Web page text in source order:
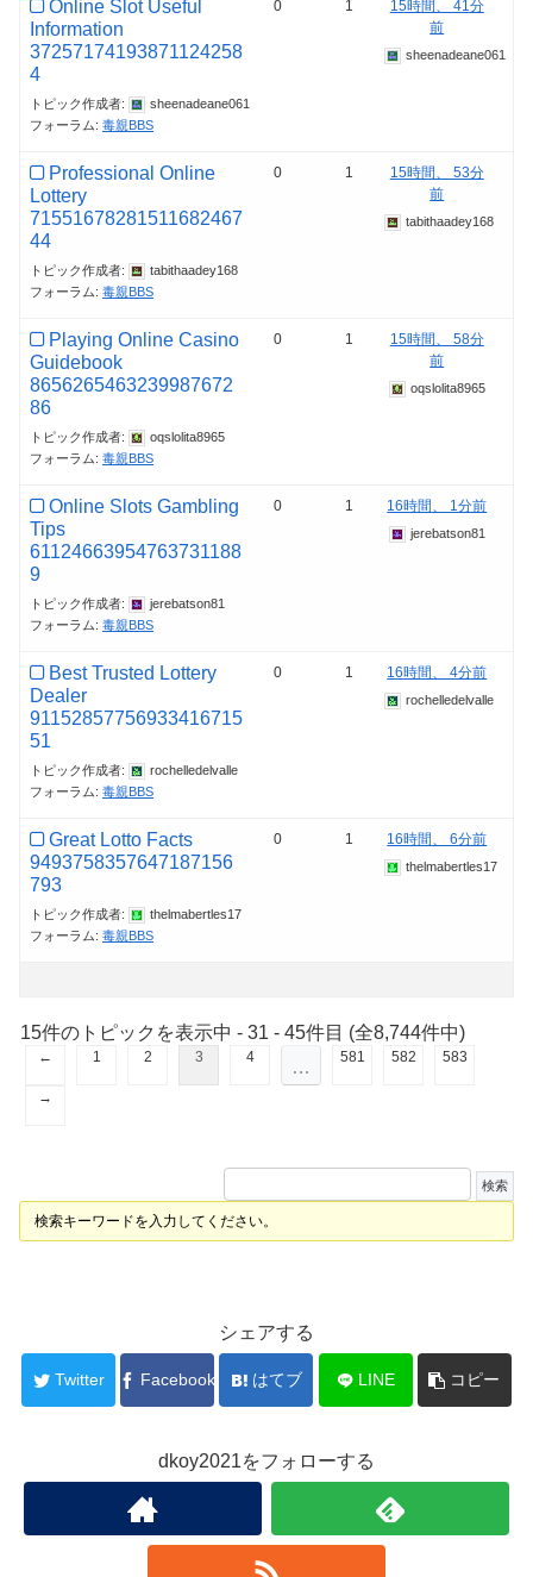
Online Slot Useful
Information
37257174193871124258
4
トピック作成者:
sheenadeane061
フォーラム: 毒親BBS
0 1
15時間、 41分
前
sheenadeane061
Professional Online
Lottery
71551678281511682467
44
トピック作成者:
tabithaadey168
フォーラム: 毒親BBS
0 1
15時間、 53分
前
tabithaadey168
Playing Online Casino
Guidebook
8656265463239987672
86
トピック作成者:
oqslolita8965
フォーラム: 毒親BBS
0 1
15時間、 58分
前
oqslolita8965
Online Slots Gambling
Tips
61124663954763731188
9
トピック作成者:
jerebatson81
フォーラム: 毒親BBS
0 1 16時間、 1分前
jerebatson81
Best Trusted Lottery
Dealer
91152857756933416715
51
トピック作成者:
rochelledelvalle
フォーラム: 毒親BBS
0 1 16時間、 4分前
rochelledelvalle
Great Lotto Facts
9493758357647187156
793
トピック作成者:
thelmabertles17
フォーラム: 毒親BBS
0 1 16時間、 6分前
thelmabertles17
15件のトピックを表示中 - 31 - 45件目 (全8,744件中)
← 1 2 3 4 … 581 582 583
→
検索キーワードを入力してください。
シェアする
Twitter Facebook はてブ LINE コピー
dkoy2021をフォローする